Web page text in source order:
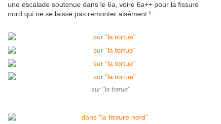
une escalade soutenue dans le 6a, voire 6a++ pour la fissure
nord qui ne se laisse pas remonter aisément !
sur "la tortue"